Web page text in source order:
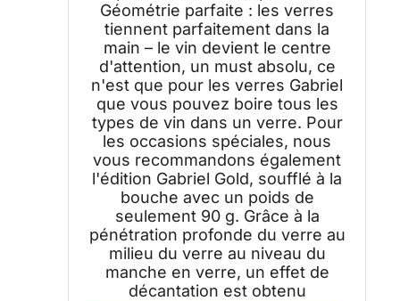
Géométrie parfaite : les verres
tiennent parfaitement dans la
main – le vin devient le centre
d'attention, un must absolu, ce
n'est que pour les verres Gabriel
que vous pouvez boire tous les
types de vin dans un verre. Pour
les occasions spéciales, nous
vous recommandons également
l'édition Gabriel Gold, soufflé à la
bouche avec un poids de
seulement 90 g. Grâce à la
pénétration profonde du verre au
milieu du verre au niveau du
manche en verre, un effet de
décantation est obtenu